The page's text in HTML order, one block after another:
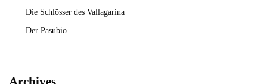
Die Schlösser des Vallagarina
Der Pasubio